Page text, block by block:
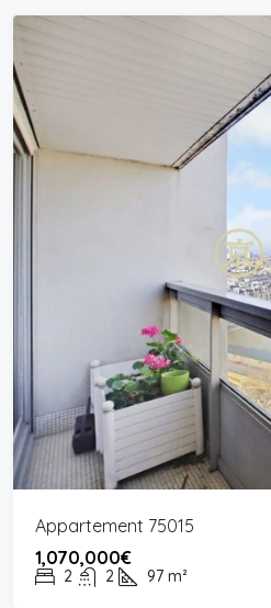
Appartement 75015
1,070,000€
2 2 97 m²